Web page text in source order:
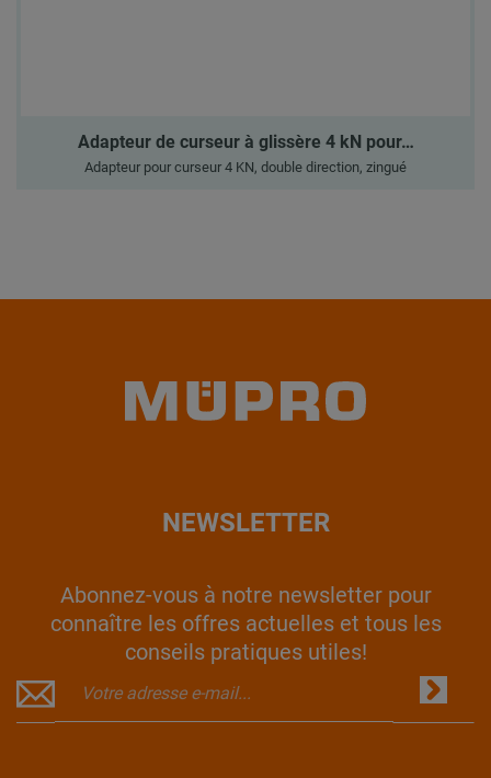
Adapteur de curseur à glissère 4 kN pour…
Adapteur pour curseur 4 KN, double direction, zingué
NEWSLETTER
Abonnez-vous à notre newsletter pour
connaître les offres actuelles et tous les
conseils pratiques utiles!